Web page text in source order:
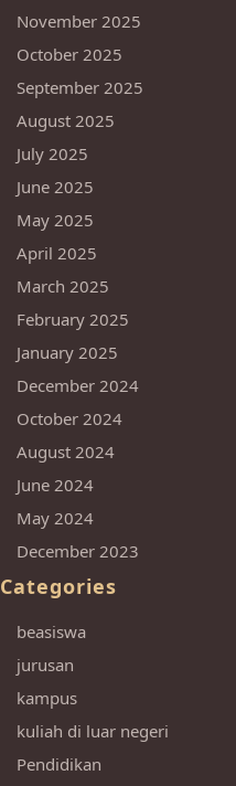
November 2025
October 2025
September 2025
August 2025
July 2025
June 2025
May 2025
April 2025
March 2025
February 2025
January 2025
December 2024
October 2024
August 2024
June 2024
May 2024
December 2023
Categories
beasiswa
jurusan
kampus
kuliah di luar negeri
Pendidikan